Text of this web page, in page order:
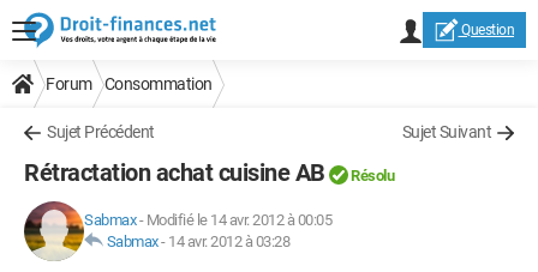
Question
Forum Consommation
Sujet Précédent Sujet Suivant
Rétractation achat cuisine AB Résolu
Sabmax- Modifié le 14 avr. 2012 à 00:05
Sabmax- 14 avr. 2012 à 03:28